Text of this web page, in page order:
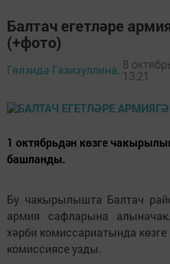
Балтач егетләре
(+фото)
Гөлзидә Газизуллина, 8
13:21
1 октябрьдән көзге
башланды.
Бу чакырылышта Балтач
армия сафларына
хәрби комиссариатында
комиссиясе узды.